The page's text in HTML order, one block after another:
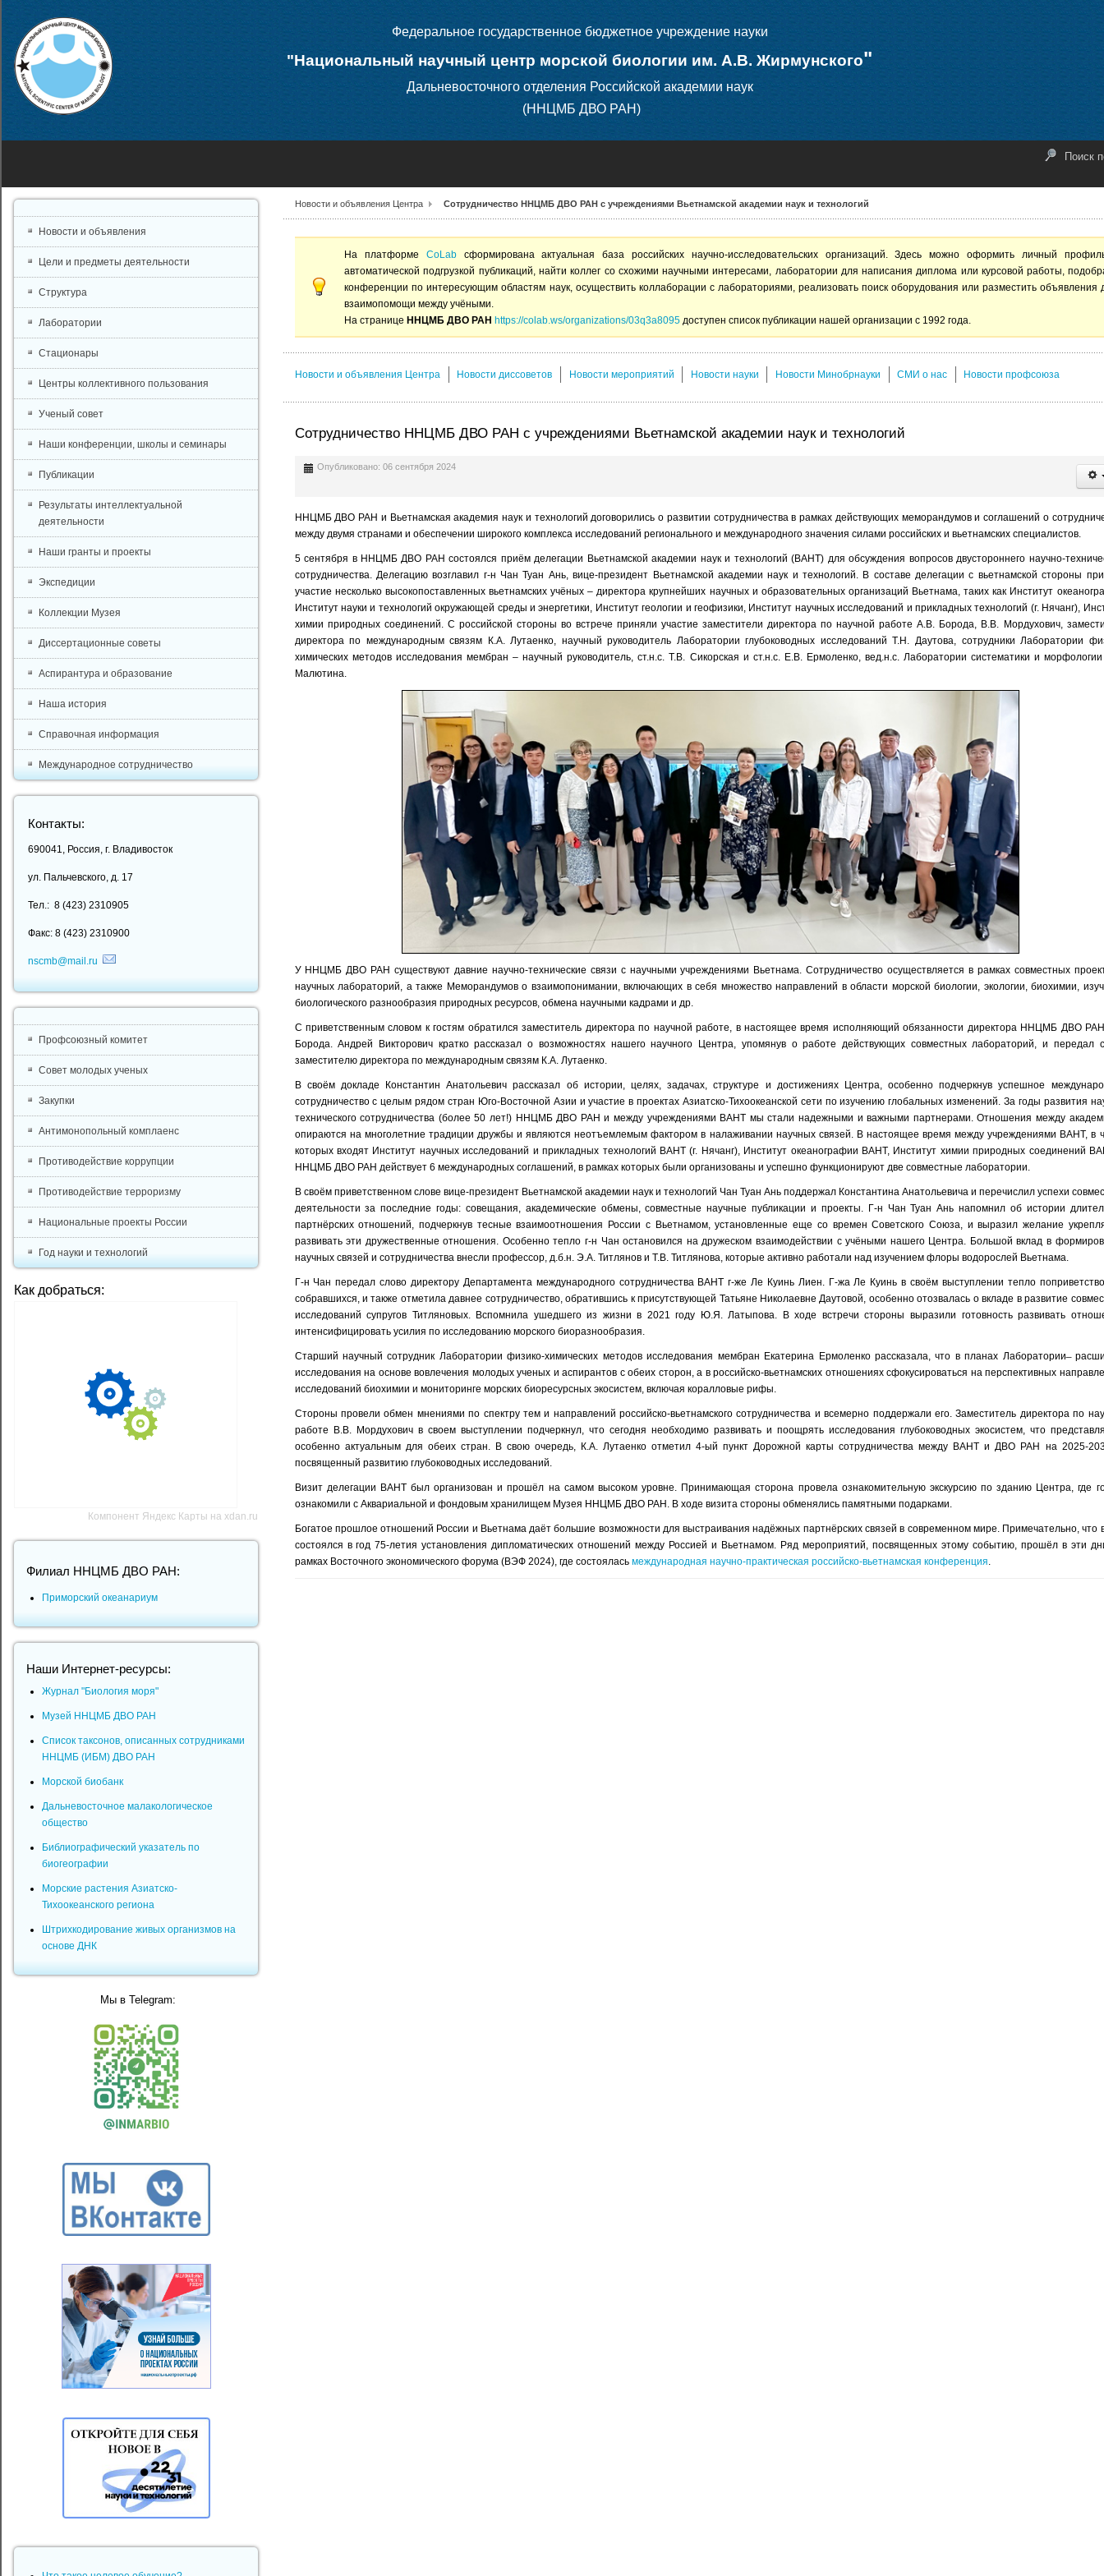
Федеральное государственное бюджетное учреждение науки
"Национальный научный центр морской биологии им. А.В. Жирмунского"
Дальневосточного отделения Российской академии наук
(ННЦМБ ДВО РАН)
Поиск
Новости и объявления Центра Сотрудничество ННЦМБ ДВО РАН с учреждениями Вьетнамской академии наук и технологий
На платформе CoLabсформирована актуальная база российских научно-исследовательских организаций. Здесь можно оформить личный
автоматической подгрузкой публикаций, найти коллег со схожими научными интересами, лаборатории для написания диплома или курсовой работы,
конференции по интересующим областям наук, осуществить коллаборации с лабораториями, реализовать поиск оборудования или разместить объявления
взаимопомощи между учёными.
На страницеННЦМБ ДВО РАН https://colab.ws/organizations/03q3a8095 доступен список публикации нашей организации с 1992 года.
Новости и объявления Центра Новости диссоветов Новости мероприятий Новости науки Новости Минобрнауки СМИ о нас Новости профсоюза
Сотрудничество ННЦМБ ДВО РАН с учреждениями Вьетнамской академии наук и технологий
Опубликовано: 06 сентября 2024
ННЦМБ ДВО РАН и Вьетнамская академия наук и технологий договорились о развитии сотрудничества в рамках действующих меморандумов и соглашений о
между двумя странами и обеспечении широкого комплекса исследований регионального и международного значения силами российских и вьетнамских специалистов.
5 сентября в ННЦМБ ДВО РАН состоялся приём делегации Вьетнамской академии наук и технологий (ВАНТ) для обсуждения вопросов двустороннего научно-
сотрудничества. Делегацию возглавил г-н Чан Туан Ань, вице-президент Вьетнамской академии наук и технологий. В составе делегации с вьетнамской стороны
участие несколько высокопоставленных вьетнамских учёных – директора крупнейших научных и образовательных организаций Вьетнама, таких как Институт
Институт науки и технологий окружающей среды и энергетики, Институт геологии и геофизики, Институт научных исследований и прикладных технологий (г. Нячанг),
химии природных соединений. С российской стороны во встрече приняли участие заместители директора по научной работе А.В. Борода, В.В. Мордухович,
директора по международным связям К.А. Лутаенко, научный руководитель Лаборатории глубоководных исследований Т.Н. Даутова, сотрудники Лаборатории
химических методов исследования мембран – научный руководитель, ст.н.с. Т.В. Сикорская и ст.н.с. Е.В. Ермоленко, вед.н.с. Лаборатории систематики и
Малютина.
У ННЦМБ ДВО РАН существуют давние научно-технические связи с научными учреждениями Вьетнама. Сотрудничество осуществляется в рамках совместных
научных лабораторий, а также Меморандумов о взаимопонимании, включающих в себя множество направлений в области морской биологии, экологии, биохимии,
биологического разнообразия природных ресурсов, обмена научными кадрами и др.
С приветственным словом к гостям обратился заместитель директора по научной работе, в настоящее время исполняющий обязанности директора ННЦМБ ДВО
Борода. Андрей Викторович кратко рассказал о возможностях нашего научного Центра, упомянув о работе действующих совместных лабораторий, и передал
заместителю директора по международным связям К.А. Лутаенко.
В своём докладе Константин Анатольевич рассказал об истории, целях, задачах, структуре и достижениях Центра, особенно подчеркнув успешное
сотрудничество с целым рядом стран Юго-Восточной Азии и участие в проектах Азиатско-Тихоокеанской сети по изучению глобальных изменений. За годы развития
технического сотрудничества (более 50 лет!) ННЦМБ ДВО РАН и между учреждениями ВАНТ мы стали надежными и важными партнерами. Отношения между
опираются на многолетние традиции дружбы и являются неотъемлемым фактором в налаживании научных связей. В настоящее время между учреждениями ВАНТ, в
которых входят Институт научных исследований и прикладных технологий ВАНТ (г. Нячанг), Институт океанографии ВАНТ, Институт химии природных соединений
ННЦМБ ДВО РАН действует 6 международных соглашений, в рамках которых были организованы и успешно функционируют две совместные лаборатории.
В своём приветственном слове вице-президент Вьетнамской академии наук и технологий Чан Туан Ань поддержал Константина Анатольевича и перечислил успехи
деятельности за последние годы: совещания, академические обмены, совместные научные публикации и проекты. Г-н Чан Туан Ань напомнил об истории
партнёрских отношений, подчеркнув тесные взаимоотношения России с Вьетнамом, установленные еще со времен Советского Союза, и выразил желание
развивать эти дружественные отношения. Особенно тепло г-н Чан остановился на дружеском взаимодействии с учёными нашего Центра. Большой вклад в
научных связей и сотрудничества внесли профессор, д.б.н. Э.А. Титлянов и Т.В. Титлянова, которые активно работали над изучением флоры водорослей Вьетнама.
Г-н Чан передал слово директору Департамента международного сотрудничества ВАНТ г-же Ле Куинь Лиен. Г-жа Ле Куинь в своём выступлении тепло
собравшихся, и также отметила давнее сотрудничество, обратившись к присутствующей Татьяне Николаевне Даутовой, особенно отозвалась о вкладе в развитие
исследований супругов Титляновых. Вспомнила ушедшего из жизни в 2021 году Ю.Я. Латыпова. В ходе встречи стороны выразили готовность развивать
интенсифицировать усилия по исследованию морского биоразнообразия.
Старший научный сотрудник Лаборатории физико-химических методов исследования мембран Екатерина Ермоленко рассказала, что в планах Лаборатории
исследования на основе вовлечения молодых ученых и аспирантов с обеих сторон, а в российско-вьетнамских отношениях сфокусироваться на перспективных
исследований биохимии и мониторинге морских биоресурсных экосистем, включая коралловые рифы.
Стороны провели обмен мнениями по спектру тем и направлений российско-вьетнамского сотрудничества и всемерно поддержали его. Заместитель директора по
работе В.В. Мордухович в своем выступлении подчеркнул, что сегодня необходимо развивать и поощрять исследования глубоководных экосистем, что
особенно актуальным для обеих стран. В свою очередь, К.А. Лутаенко отметил 4-ый пункт Дорожной карты сотрудничества между ВАНТ и ДВО РАН на 2025-
посвященный развитию глубоководных исследований.
Визит делегации ВАНТ был организован и прошёл на самом высоком уровне. Принимающая сторона провела ознакомительную экскурсию по зданию Центра, где
ознакомили с Аквариальной и фондовым хранилищем Музея ННЦМБ ДВО РАН. В ходе визита стороны обменялись памятными подарками.
Богатое прошлое отношений России и Вьетнама даёт большие возможности для выстраивания надёжных партнёрских связей в современном мире. Примечательно, что
состоялся в год 75-летия установления дипломатических отношений между Россией и Вьетнамом. Ряд мероприятий, посвященных этому событию, прошёл в эти
рамках Восточного экономического форума (ВЭФ 2024), где состоялась международная научно-практическая российско-вьетнамская конференция.
Новости и объявления
Цели и предметы деятельности
Структура
Лаборатории
Стационары
Центры коллективного пользования
Ученый совет
Наши конференции, школы и семинары
Публикации
Результаты интеллектуальной
деятельности
Наши гранты и проекты
Экспедиции
Коллекции Музея
Диссертационные советы
Аспирантура и образование
Наша история
Справочная информация
Международное сотрудничество
Контакты:
690041, Россия, г. Владивосток
ул. Пальчевского, д. 17
Тел.: 8 (423) 2310905
Факс: 8 (423) 2310900
nscmb@mail.ru
Профсоюзный комитет
Совет молодых ученых
Закупки
Антимонопольный комплаенс
Противодействие коррупции
Противодействие терроризму
Национальные проекты России
Год науки и технологий
Как добраться:
Компонент Яндекс Карты на xdan.ru
Филиал ННЦМБ ДВО РАН:
Приморский океанариум
Наши Интернет-ресурсы:
Журнал "Биология моря"
Музей ННЦМБ ДВО РАН
Список таксонов, описанных сотрудниками
ННЦМБ (ИБМ) ДВО РАН
Морской биобанк
Дальневосточное малакологическое
общество
Библиографический указатель по
биогеографии
Морские растения Азиатско-
Тихоокеанского региона
Штрихкодирование живых организмов на
основе ДНК
Мы в Telegram: